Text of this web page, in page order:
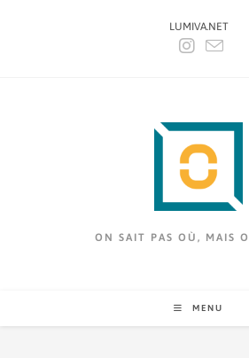
LUMIVA.NET
ON SAIT PAS OÙ, MAIS
MENU